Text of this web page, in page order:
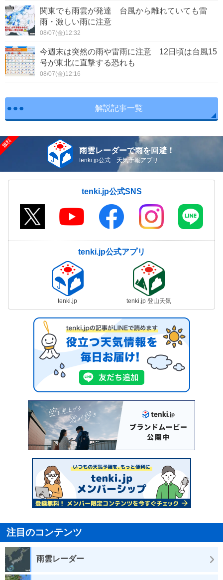
関東でも雨雲が発達 台風から離れていても雷
雨・激しい雨に注意
08/07(金)12:32
今週末は突然の雨や雷雨に注意 12日頃は台風15
号が東北に直撃する恐れも
08/07(金)12:16
解説記事一覧
雨雲レーダーで雨を回避！
tenki.jp公式 天気予報アプリ
tenki.jp公式SNS
tenki.jp公式アプリ
tenki.jp tenki.jp 登山天気
注目のコンテンツ
雨雲レーダー